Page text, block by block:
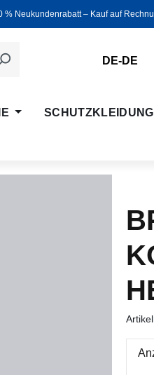
% Neukundenrabatt ‒ Kauf auf
DE-DE
SCHUTZKLEIDUNG